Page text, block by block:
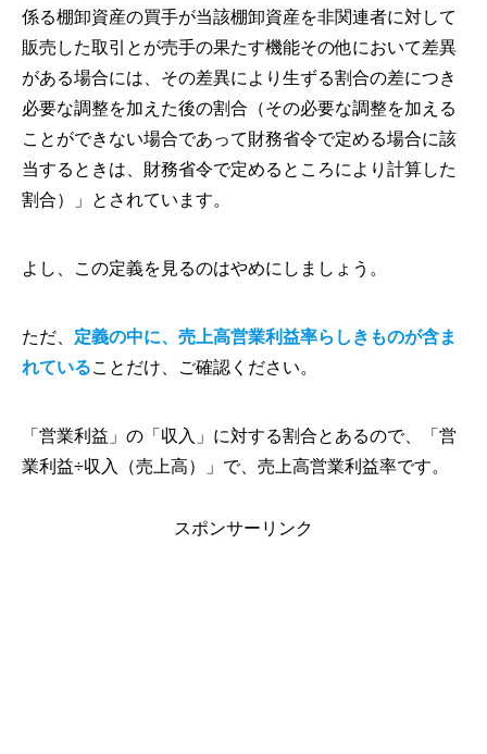
係る棚卸資産の買手が当該棚卸資産を非関連者に対して
販売した取引とが売手の果たす機能その他において差異
がある場合には、その差異により生ずる割合の差につき
必要な調整を加えた後の割合（その必要な調整を加える
ことができない場合であって財務省令で定める場合に該
当するときは、財務省令で定めるところにより計算した
割合）」とされています。
よし、この定義を見るのはやめにしましょう。
ただ、 定義の中に、売上高営業利益率らしきものが含ま
れていることだけ、ご確認ください。
「営業利益」の「収入」に対する割合とあるので、「営
業利益÷収入（売上高）」で、売上高営業利益率です。
スポンサーリンク